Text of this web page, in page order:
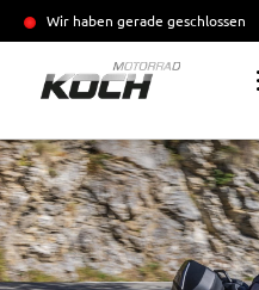
Wir haben gerade geschlossen